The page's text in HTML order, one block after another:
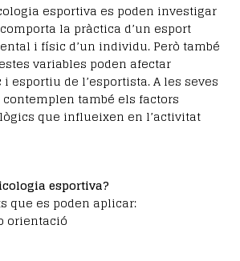
esportiva es poden investigar
la pràctica d’un esport
i físic d’un individu. Però també
variables poden afectar
esportiu de l’esportista. A les seves
també els factors
que influeixen en l’activitat
esportiva?
que es poden aplicar:
orientació